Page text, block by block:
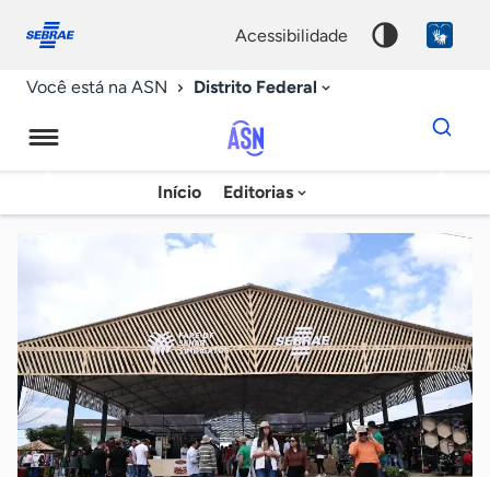
conosco
acessibilidade
Você está na ASN Distrito Federal
Agência
Sebrae
Notícias
Início Editorias
Dados
para
chave